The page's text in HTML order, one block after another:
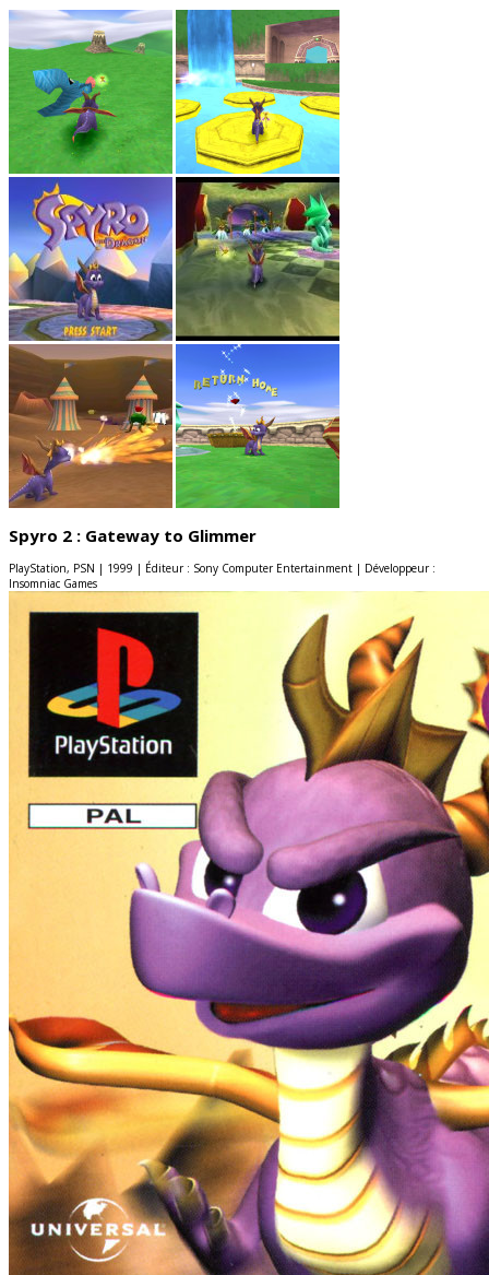
Spyro 2 : Gateway to Glimmer
PlayStation, PSN | 1999 | Éditeur : Sony Computer Entertainment | Développeur :
Insomniac Games